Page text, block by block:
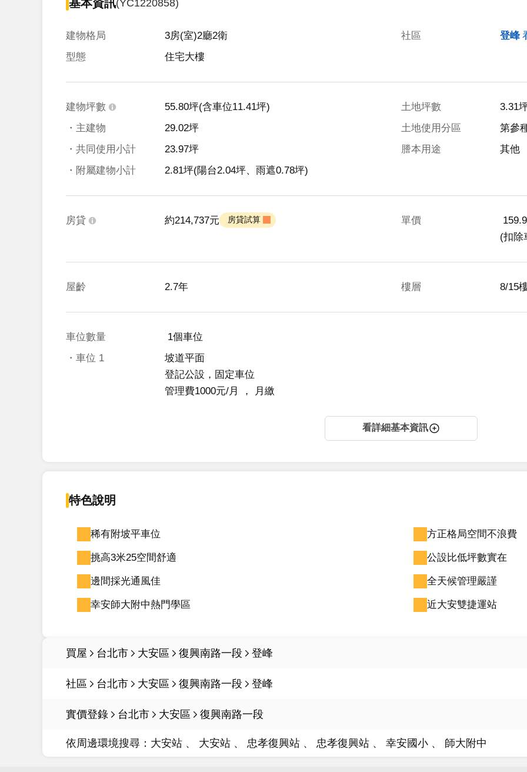
基本資訊(YC1220858)
建物格局
3房(室)2廳2衛
型態
住宅大樓
社區 登峰
建物坪數 55.80坪(含車位11.41坪)
・主建物
29.02坪
・共同使用小計
23.97坪
・附屬建物小計
2.81坪(陽台2.04坪、雨遮0.78坪)
土地坪數
3.31
土地使用分區
第參
謄本用途
其他
房貸 約214,737元 房貸試算 單價
(扣除
屋齡 2.7年 樓層 8/15
車位數量
1個車位
・車位 1
坡道平面
登記公設，固定車位
管理費1000元/月
， 月繳
看詳細基本資訊
特色說明
稀有附坡平車位 方正格局空間不浪費
挑高3米25空間舒適 公設比低坪數實在
邊間採光通風佳 全天候管理嚴謹
幸安師大附中熱門學區 近大安雙捷運站
買屋 台北市 大安區 復興南路一段 登峰
社區 台北市 大安區 復興南路一段 登峰
實價登錄 台北市 大安區 復興南路一段
依周邊環境搜尋： 大安站 大安站 忠孝復興站 忠孝復興站 幸安國小 師大附中